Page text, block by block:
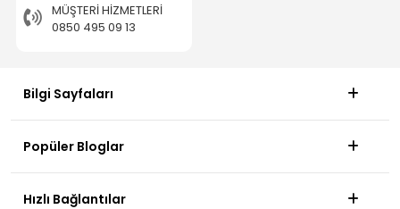
MÜŞTERI HIZMETLERI
0850 495 09 13
Bilgi Sayfaları
Popüler Bloglar
Hızlı Bağlantılar